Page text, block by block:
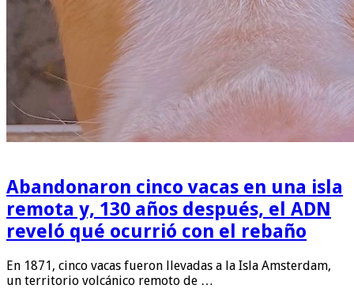
Abandonaron cinco vacas en una isla
remota y, 130 años después, el ADN
reveló qué ocurrió con el rebaño
En 1871, cinco vacas fueron llevadas a la Isla Amsterdam,
un territorio volcánico remoto de …